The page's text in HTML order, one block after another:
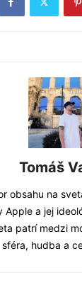
Tomáš
obsahu na
Apple a jej
patrí medzi
sféra, hudba a